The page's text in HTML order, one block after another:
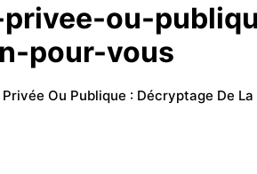
ou-
pour-vous
Ou Publique : Décryptage De